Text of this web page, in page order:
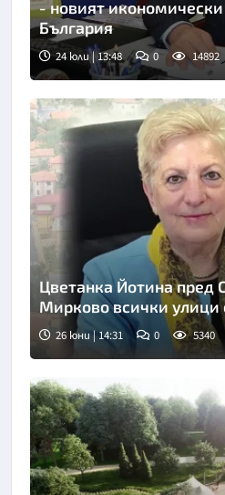
- новият икономически
България
24 юли | 13:48 0 14892
Цветанка Йотина пред
Мирково всички улици
26 юни | 14:31 0 5340